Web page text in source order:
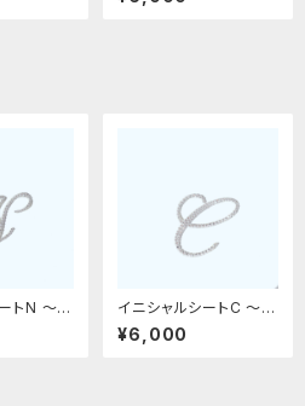
トN 〜革
イニシャルシートC 〜革
デコ用フィット〜
¥6,000